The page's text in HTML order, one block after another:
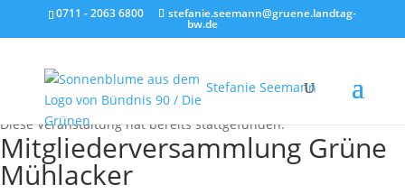
0711 - 2063 6800 stefanie.seemann@gruene.landtag-
bw.de
Stefanie Seemann
« Alle Veranstaltungen
Diese Veranstaltung hat bereits stattgefunden.
Mitgliederversammlung Grüne
Mühlacker